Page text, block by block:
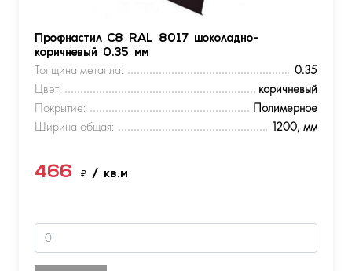
Профнастил С8 RAL 8017 шоколадно-
коричневый 0.35 мм
Толщина металла:
0.35
Цвет:
коричневый
Покрытие:
Полимерное
Ширина общая:
1200, мм
466 ₽ / кв.м